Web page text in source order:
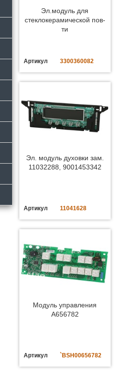
Эл.модуль для
стеклокерамической пов-
ти
Артикул 3300360082
Эл. модуль духовки зам.
11032288, 9001453342
Артикул 11041628
Модуль управления
A656782
Артикул `BSH00656782